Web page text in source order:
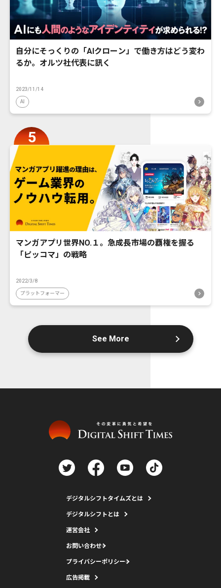
自分にそっくりの「AIクローン」で働き方はどう変わ
るか。オルツ社代表に訊く
2023/11/14
AI
マンガアプリ世界NO.１。急成長市場の覇権を握る
「ピッコマ」の戦略
2022/3/8
プラットフォーマー
See More
デジタルシフトタイムズとは
デジタルシフトとは
運営会社
お問い合わせ
プライバシーポリシー
広告掲載